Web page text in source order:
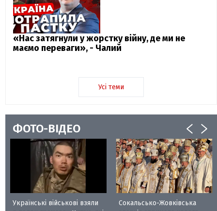
«Нас затягнули у жорстку війну, де ми не
маємо переваги», - Чалий
Усі теми
ФОТО-ВІДЕО
Українські військові взяли
Сокальсько-Жовківська